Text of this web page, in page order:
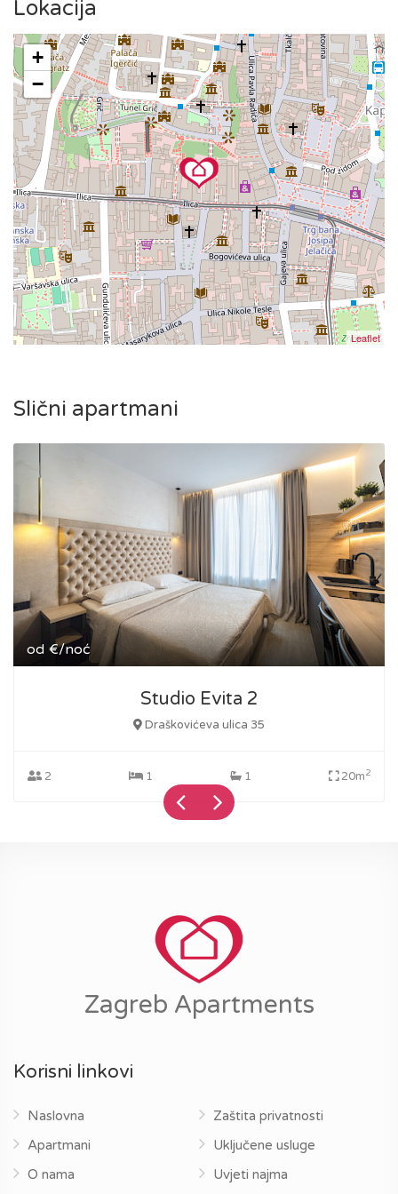
bana Jelačića, ili da uživate u kavi na Tkalčićevoj ulici, sve
vam je nadohvat ruke.
Tramvajska stanica nalazi se odmah ispred zgrade, što
omogućuje jednostavan pristup širem gradskom području.
Lokacija
+
−
Leaflet
Slični apartmani
od €/noć
Studio Evita 2
Draškovićeva ulica 35
2 1 1 20m2
Zagreb Apartments
Korisni linkovi
Naslovna
Apartmani
O nama
Zaštita privatnosti
Uključene usluge
Uvjeti najma